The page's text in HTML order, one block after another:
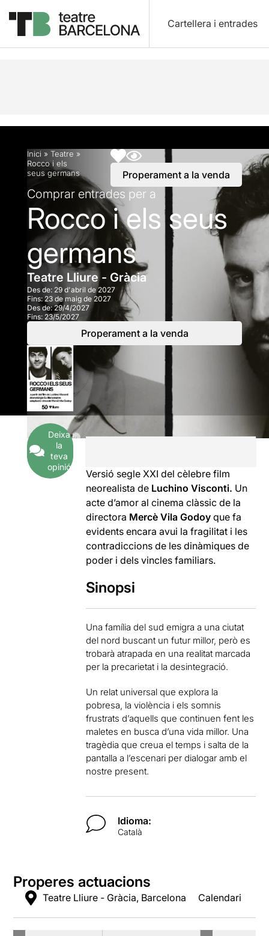
Cartellera i entrades
Descripció Horaris Fitxa artística Info
Inici » Teatre »
Rocco i els
seus germans
Properament a la venda
Comprar entrades per a
Rocco i els seus
germans
Teatre Lliure - Gràcia
Des de: 29 d'abril de 2027
Fins:23 de maig de 2027
Des de:29/4/2027
Fins: 23/5/2027
Properament a la venda
Deixa
la
teva
opinió
Versió segle XXI del cèlebre film
neorealista de Luchino Visconti. Un
acte d’amor al cinema clàssic de la
directora Mercè Vila Godoy que fa
evidents encara avui la fragilitat i les
contradiccions de les dinàmiques de
poder i dels vincles familiars.
Sinopsi
Una família del sud emigra a una ciutat
del nord buscant un futur millor, però es
trobarà atrapada en una realitat marcada
per la precarietat i la desintegració.
Un relat universal que explora la
pobresa, la violència i els somnis
frustrats d’aquells que continuen fent les
maletes en busca d’una vida millor. Una
tragèdia que creua el temps i salta de la
pantalla a l’escenari per dialogar amb el
nostre present.
Idioma:
Català
Properes actuacions
Teatre Lliure - Gràcia, Barcelona Calendari